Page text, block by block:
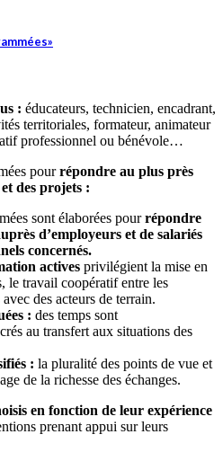
: éducateurs, technicien, encadrant,
territoriales, formateur, animateur
professionnel ou bénévole…
pourrépondre au plus près
des projets :
sont élaborées pourrépondre
d’employeurs et de salariés
concernés.
actives privilégient la mise en
le travail coopératif entre les
des acteurs de terrain.
: des temps sont
au transfert aux situations des
: la pluralité des points de vue et
de la richesse des échanges.
en fonction de leur expérience
prenant appui sur leurs